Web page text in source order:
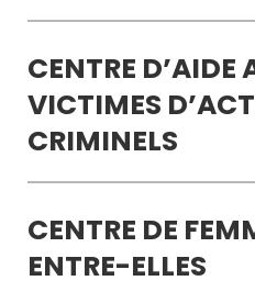
CENTRE D’AIDE
VICTIMES
CRIMINELS
CENTRE DE
ENTRE-ELLES